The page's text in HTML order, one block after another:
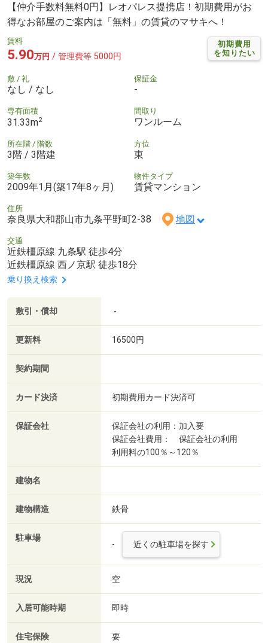
【仲介手数料無料0円】レオパレス提携店！初期費用がお
得なお部屋のご案内は「無料」の賃貸のマサキへ！
初期費用
を知りたい
賃料
5.90万円 / 管理費等 5000円
敷 / 礼
なし / なし
保証金
-
専有面積
31.33m2
間取り
ワンルーム
所在階 / 階数
3階 / 3階建
方位
東
築年数
2009年1月(築17年8ヶ月)
物件タイプ
賃貸マンション
住所
奈良県大和郡山市九条平野町2-38 地図
交通
近鉄橿原線 九条駅 徒歩4分
近鉄橿原線 西ノ京駅 徒歩18分
乗り換え検索
敷引・償却 -
更新料 16500円
契約期間
カード決済 初期費用カード決済可
保証会社
保証会社の利用：加入要
保証会社費用： 保証会社の利用
利用料の100％～120％
建物名
建物構造 鉄骨
駐車場
- 近くの駐車場を探す
現況 空
入居可能時期 即時
住宅保険 要